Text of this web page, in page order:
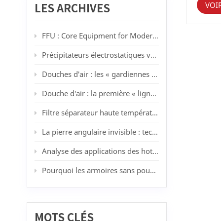
LES ARCHIVES
FFU : Core Equipment for Modern Cleanrooms
Précipitateurs électrostatiques vs filtres HEPA : quand la filtration lavable surpasse les médias jetables
Douches d'air : les « gardiennes » des salles blanches
Douche d'air : la première « ligne de défense pour la purification » des salles blanches
Filtre séparateur haute température 450 °C de KLC : résoudre les problèmes de filtration à haute température dans la peinture au pistolet et la fabrication automobile
La pierre angulaire invisible : technologies des salles blanches, industrie et tendances futures
Analyse des applications des hottes à flux laminaire dans différents secteurs industriels : des principes de base aux scénarios pratiques
Pourquoi les armoires sans poussière sont-elles essentielles pour les ateliers en salle blanche ?
MOTS CLÉS